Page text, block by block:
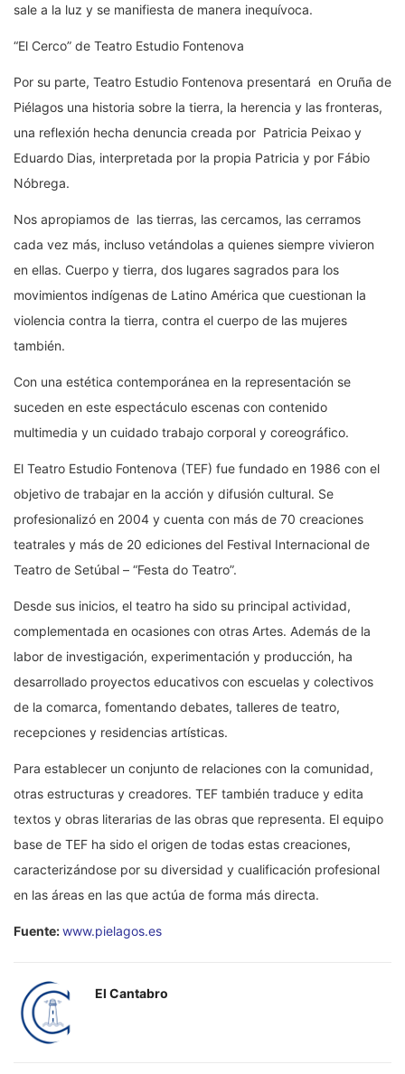
sale a la luz y se manifiesta de manera inequívoca.
“El Cerco” de Teatro Estudio Fontenova
Por su parte, Teatro Estudio Fontenova presentará en Oruña de
Piélagos una historia sobre la tierra, la herencia y las fronteras,
una reflexión hecha denuncia creada por Patricia Peixao y
Eduardo Dias, interpretada por la propia Patricia y por Fábio
Nóbrega.
Nos apropiamos de las tierras, las cercamos, las cerramos
cada vez más, incluso vetándolas a quienes siempre vivieron
en ellas. Cuerpo y tierra, dos lugares sagrados para los
movimientos indígenas de Latino América que cuestionan la
violencia contra la tierra, contra el cuerpo de las mujeres
también.
Con una estética contemporánea en la representación se
suceden en este espectáculo escenas con contenido
multimedia y un cuidado trabajo corporal y coreográfico.
El Teatro Estudio Fontenova (TEF) fue fundado en 1986 con el
objetivo de trabajar en la acción y difusión cultural. Se
profesionalizó en 2004 y cuenta con más de 70 creaciones
teatrales y más de 20 ediciones del Festival Internacional de
Teatro de Setúbal – “Festa do Teatro”.
Desde sus inicios, el teatro ha sido su principal actividad,
complementada en ocasiones con otras Artes. Además de la
labor de investigación, experimentación y producción, ha
desarrollado proyectos educativos con escuelas y colectivos
de la comarca, fomentando debates, talleres de teatro,
recepciones y residencias artísticas.
Para establecer un conjunto de relaciones con la comunidad,
otras estructuras y creadores. TEF también traduce y edita
textos y obras literarias de las obras que representa. El equipo
base de TEF ha sido el origen de todas estas creaciones,
caracterizándose por su diversidad y cualificación profesional
en las áreas en las que actúa de forma más directa.
Fuente:www.pielagos.es
El Cantabro